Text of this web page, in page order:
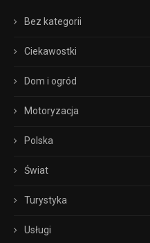
Bez kategorii
Ciekawostki
Dom i ogród
Motoryzacja
Polska
Świat
Turystyka
Usługi